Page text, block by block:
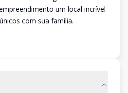
um local incrível
com sua família.